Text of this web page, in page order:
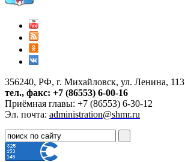
356240, РФ, г. Михайловск, ул. Ленина, 113
тел., факс: +7 (86553) 6-00-16
Приёмная главы: +7 (86553) 6-30-12
Эл. почта: administration@shmr.ru